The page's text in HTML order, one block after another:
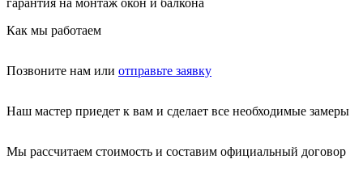
Как мы работаем
Позвоните нам или отправьте заявку
Наш мастер приедет к вам и сделает все необходимые замеры
Мы рассчитаем стоимость и составим официальный договор